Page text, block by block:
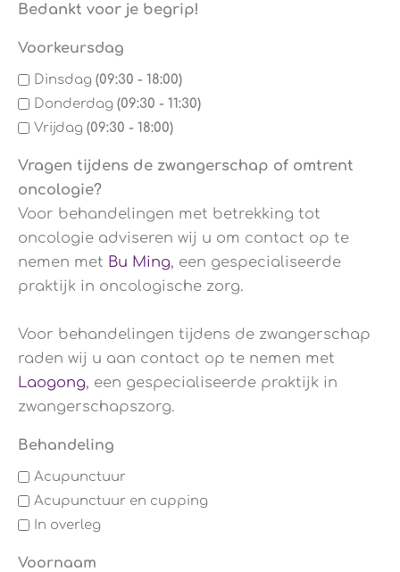
Bedankt voor je begrip!
Voorkeursdag
Dinsdag (09:30 - 18:00)
Donderdag (09:30 - 11:30)
Vrijdag (09:30 - 18:00)
Vragen tijdens de zwangerschap of omtrent
oncologie?
Voor behandelingen met betrekking tot
oncologie adviseren wij u om contact op te
nemen met Bu Ming, een gespecialiseerde
praktijk in oncologische zorg.
Voor behandelingen tijdens de zwangerschap
raden wij u aan contact op te nemen met
Laogong, een gespecialiseerde praktijk in
zwangerschapszorg.
Behandeling
Acupunctuur
Acupunctuur en cupping
In overleg
Voornaam